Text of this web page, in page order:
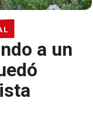
a un